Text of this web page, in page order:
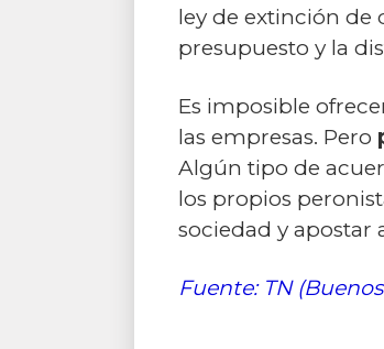
ley de extinción de
presupuesto y la
Es imposible
las empresas. Pero
Algún tipo de
los propios
sociedad y apostar
Fuente: TN